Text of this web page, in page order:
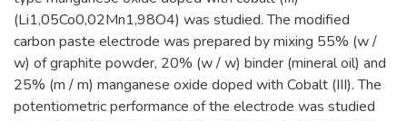
(Li1,05Co0,02Mn1,98O4) was studied. The modified
carbon paste electrode was prepared by mixing 55% (w /
w) of graphite powder, 20% (w / w) binder (mineral oil) and
25% (m / m) manganese oxide doped with Cobalt (III). The
potentiometric performance of the electrode was studied